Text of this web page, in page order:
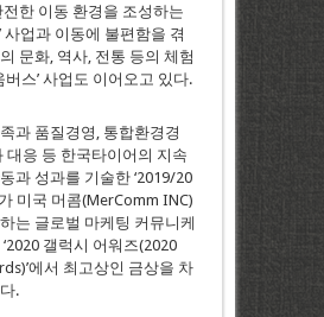
한 이동 환경을 조성하는
사업과 이동에 불편함을 겪
문화, 역사, 전통 등의 체험
버스’ 사업도 이어오고 있다.
과 품질경영, 통합환경경
대응 등 한국타이어의 지속
과 성과를 기술한 ‘2019/20
가 미국 머콤(MerComm INC)
는 글로벌 마케팅 커뮤니케
갤럭시 어워즈(2020
에서 최고상인 금상을 차
.